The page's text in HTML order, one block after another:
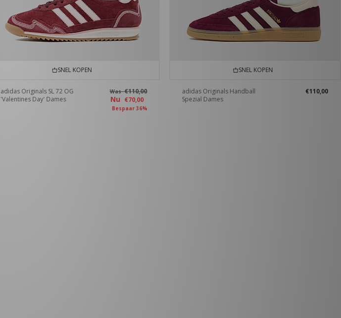
SNEL KOPEN
adidas Originals SL 72 OG
'Valentines Day' Dames
Was€110,00
Nu €70,00
Bespaar 36%
SNEL KOPEN
adidas Originals Handball
Spezial Dames
€110,00